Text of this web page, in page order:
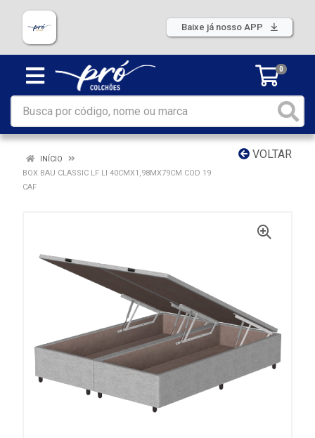
Baixe já nosso APP
0
VOLTAR
INÍCIO
BOX BAU CLASSIC LF LI 40CMX1,98MX79CM COD 19
CAF